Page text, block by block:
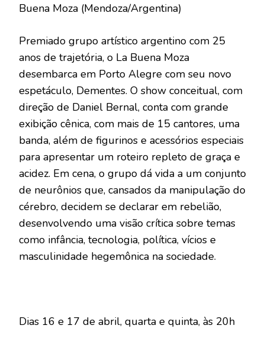
Buena Moza (Mendoza/Argentina)
Premiado grupo artístico argentino com 25
anos de trajetória, o La Buena Moza
desembarca em Porto Alegre com seu novo
espetáculo, Dementes. O show conceitual, com
direção de Daniel Bernal, conta com grande
exibição cênica, com mais de 15 cantores, uma
banda, além de figurinos e acessórios especiais
para apresentar um roteiro repleto de graça e
acidez. Em cena, o grupo dá vida a um conjunto
de neurônios que, cansados da manipulação do
cérebro, decidem se declarar em rebelião,
desenvolvendo uma visão crítica sobre temas
como infância, tecnologia, política, vícios e
masculinidade hegemônica na sociedade.
Dias 16 e 17 de abril, quarta e quinta, às 20h